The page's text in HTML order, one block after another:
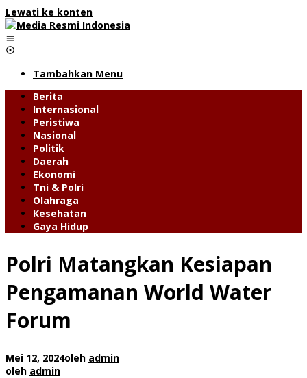
Lewati ke konten
Tambahkan Menu
Berita
Internasional
Peristiwa
Nasional
Politik
Daerah
Ekonomi
Tni & Polri
Olahraga
Kesehatan
Gaya Hidup
Polri Matangkan Kesiapan
Pengamanan World Water
Forum
Mei 12, 2024oleh admin
oleh admin